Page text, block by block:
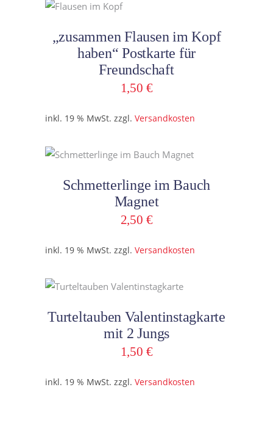
„zusammen Flausen im Kopf
haben“ Postkarte für
Freundschaft
1,50 €
inkl. 19 % MwSt. zzgl. Versandkosten
Schmetterlinge im Bauch
Magnet
2,50 €
inkl. 19 % MwSt. zzgl. Versandkosten
Turteltauben Valentinstagkarte
mit 2 Jungs
1,50 €
inkl. 19 % MwSt. zzgl. Versandkosten